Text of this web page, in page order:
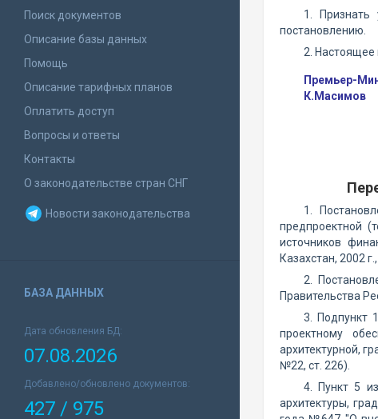
Поиск документов
Описание базы данных
Помощь
Описание тарифных планов
Оплатить доступ
Вопросы и ответы
Контакты
О законодательстве стран СНГ
Новости законодательства
БАЗА ДАННЫХ
Дата обновления БД:
07.08.2026
Добавлено/обновлено документов:
427 / 975
1. Признать
постановлению.
2. Настоящее
Премьер-
К.Масимов
1.
предпроектной
источников
Казахстан, 2002
2.
Правительства
3. Подпункт
проектному
архитектурной,
№22, ст. 226).
4. Пункт 5
архитектуры,